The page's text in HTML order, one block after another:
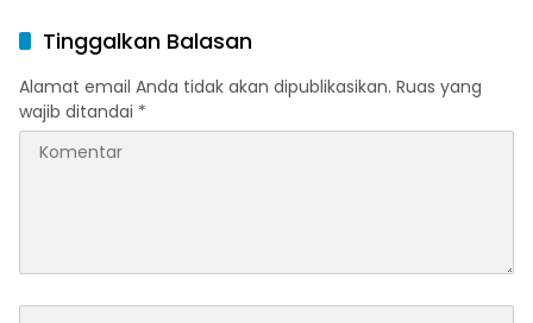
Ramadan dan Menjelang
Idulfitri
Tinggalkan Balasan
Alamat email Anda tidak akan dipublikasikan. Ruas yang
wajib ditandai *